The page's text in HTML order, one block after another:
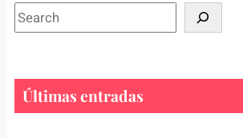
S
e
h
Últimas entradas